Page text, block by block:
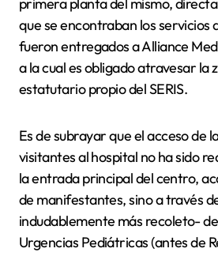
que se encontraban los servicios
fueron entregados a Alliance
a la cual es obligado atravesar la
estatutario propio del SERIS.
Es de subrayar que el acceso de
visitantes al hospital no ha sido
la entrada principal del centro,
de manifestantes, sino a través
indudablemente más recoleto-
Urgencias Pediátricas (antes de